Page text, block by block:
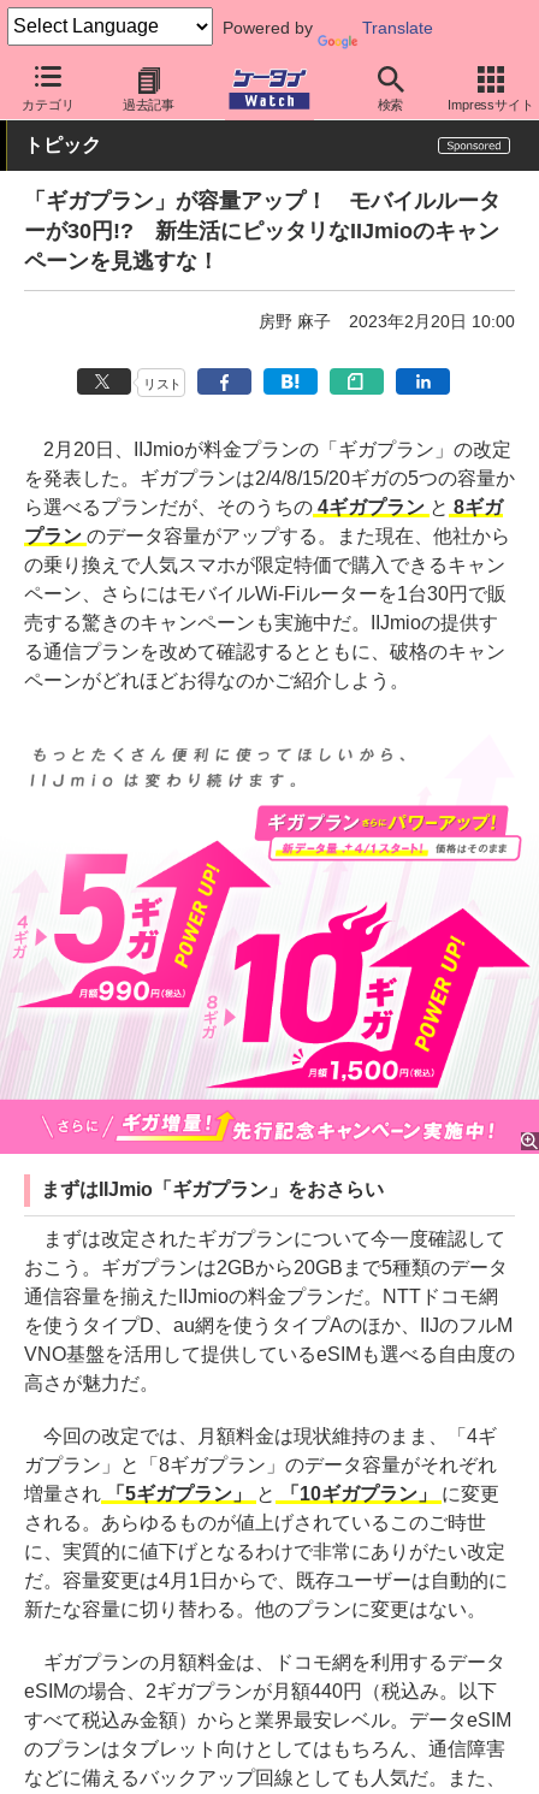
Powered by Translate
カテゴリ 過去記事 検索 Impressサイト
ケータイ Watch 格安スマホ/格安SIM 格安SIM/MVNO IIJ
トピック
「ギガプラン」が容量アップ！ モバイルルータ
ーが30円!? 新生活にピッタリなIIJmioのキャン
ペーンを見逃すな！
房野 麻子 2023年2月20日 10:00
リスト
2月20日、IIJmioが料金プランの「ギガプラン」の改定
を発表した。ギガプランは2/4/8/15/20ギガの5つの容量か
ら選べるプランだが、そのうちの4ギガプラン と 8ギガ
プラン のデータ容量がアップする。また現在、他社から
の乗り換えで人気スマホが限定特価で購入できるキャン
ペーン、さらにはモバイルWi-Fiルーターを1台30円で販
売する驚きのキャンペーンも実施中だ。IIJmioの提供す
る通信プランを改めて確認するとともに、破格のキャン
ペーンがどれほどお得なのかご紹介しよう。
まずはIIJmio「ギガプラン」をおさらい
まずは改定されたギガプランについて今一度確認して
おこう。ギガプランは2GBから20GBまで5種類のデータ
通信容量を揃えたIIJmioの料金プランだ。NTTドコモ網
を使うタイプD、au網を使うタイプAのほか、IIJのフルM
VNO基盤を活用して提供しているeSIMも選べる自由度の
高さが魅力だ。
今回の改定では、月額料金は現状維持のまま、「4ギ
ガプラン」と「8ギガプラン」のデータ容量がそれぞれ
増量され「5ギガプラン」 と 「10ギガプラン」 に変更
される。あらゆるものが値上げされているこのご時世
に、実質的に値下げとなるわけで非常にありがたい改定
だ。容量変更は4月1日からで、既存ユーザーは自動的に
新たな容量に切り替わる。他のプランに変更はない。
ギガプランの月額料金は、ドコモ網を利用するデータ
eSIMの場合、2ギガプランが月額440円（税込み。以下
すべて税込み金額）からと業界最安レベル。データeSIM
のプランはタブレット向けとしてはもちろん、通信障害
などに備えるバックアップ回線としても人気だ。また、